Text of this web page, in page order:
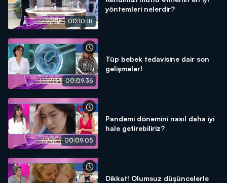
00:10:18
yöntemleri nelerdir?
00:09:36
Tüp bebek tedavisine dair son
gelişmeler!
00:09:05
Pandemi dönemini nasıl daha iyi
hale getirebiliriz?
Dikkat! Olumsuz düşüncelerle